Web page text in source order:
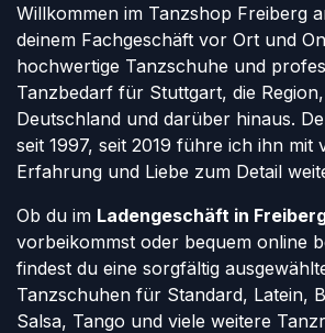
Willkommen im Tanzshop Freiberg
deinem Fachgeschäft vor Ort und
hochwertige Tanzschuhe und
Tanzbedarf für Stuttgart, die
Deutschland und darüber hinaus.
seit 1997, seit 2019 führe ich ihn mit
Erfahrung und Liebe zum Detail
Ob du im Ladengeschäft in
vorbeikommst oder bequem online
findest du eine sorgfältig
Tanzschuhen für Standard, Latein,
Salsa, Tango und viele weitere